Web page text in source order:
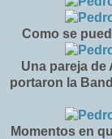
Como se
Una pareja de
portaron la
Momentos en